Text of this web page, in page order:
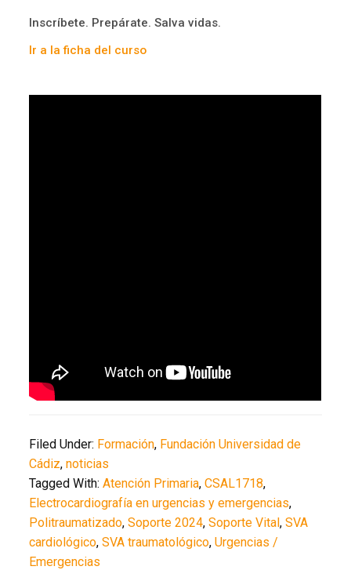
Inscríbete. Prepárate. Salva vidas.
Ir a la ficha del curso
Filed Under: Formación, Fundación Universidad de
Cádiz,noticias
Tagged With:Atención Primaria,CSAL1718,
Electrocardiografía en urgencias y emergencias,
Politraumatizado,Soporte 2024,Soporte Vital,SVA
cardiológico,SVA traumatológico,Urgencias /
Emergencias